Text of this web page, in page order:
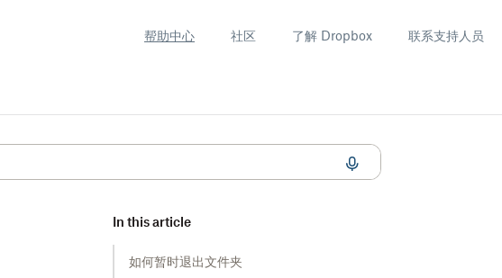
帮助中心 社区 了解 Dropbox 联系支持人员
In this article
如何暂时退出文件夹